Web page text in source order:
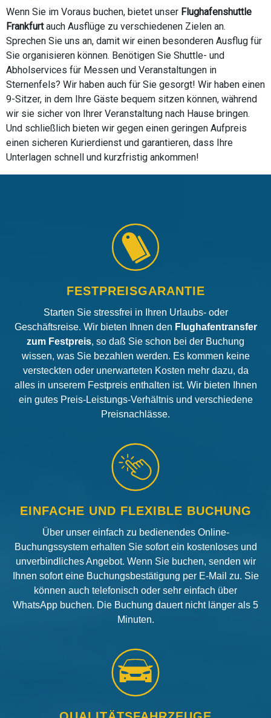
Wenn Sie im Voraus buchen, bietet unser Flughafenshuttle
Frankfurtauch Ausflüge zu verschiedenen Zielen an.
Sprechen Sie uns an, damit wir einen besonderen Ausflug für
Sie organisieren können. Benötigen Sie Shuttle- und
Abholservices für Messen und Veranstaltungen in
Sternenfels? Wir haben auch für Sie gesorgt! Wir haben einen
9-Sitzer, in dem Ihre Gäste bequem sitzen können, während
wir sie sicher von Ihrer Veranstaltung nach Hause bringen.
Und schließlich bieten wir gegen einen geringen Aufpreis
einen sicheren Kurierdienst und garantieren, dass Ihre
Unterlagen schnell und kurzfristig ankommen!
FESTPREISGARANTIE
Starten Sie stressfrei in Ihren Urlaubs- oder
Geschäftsreise. Wir bieten Ihnen den Flughafentransfer
zum Festpreis, so daß Sie schon bei der Buchung
wissen, was Sie bezahlen werden. Es kommen keine
versteckten oder unerwarteten Kosten mehr dazu, da
alles in unserem Festpreis enthalten ist. Wir bieten Ihnen
ein gutes Preis-Leistungs-Verhältnis und verschiedene
Preisnachlässe.
EINFACHE UND FLEXIBLE BUCHUNG
Über unser einfach zu bedienendes Online-
Buchungssystem erhalten Sie sofort ein kostenloses und
unverbindliches Angebot. Wenn Sie buchen, senden wir
Ihnen sofort eine Buchungsbestätigung per E-Mail zu. Sie
können auch telefonisch oder sehr einfach über
WhatsApp buchen. Die Buchung dauert nicht länger als 5
Minuten.